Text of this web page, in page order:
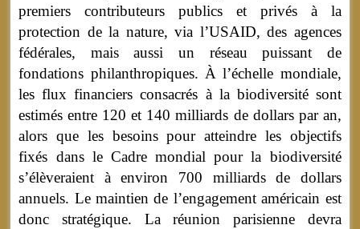
premiers contributeurs publics et privés à la
protection de la nature, via l’USAID, des agences
fédérales, mais aussi un réseau puissant de
fondations philanthropiques. À l’échelle mondiale,
les flux financiers consacrés à la biodiversité sont
estimés entre 120 et 140 milliards de dollars par an,
alors que les besoins pour atteindre les objectifs
fixés dans le Cadre mondial pour la biodiversité
s’élèveraient à environ 700 milliards de dollars
annuels. Le maintien de l’engagement américain est
donc stratégique. La réunion parisienne devra